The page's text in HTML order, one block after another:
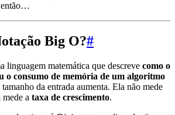
então…
Big O?#
linguagem matemática que descreve como o
o consumo de memória de um algoritmo
da entrada aumenta. Ela não mede
a taxa de crescimento.